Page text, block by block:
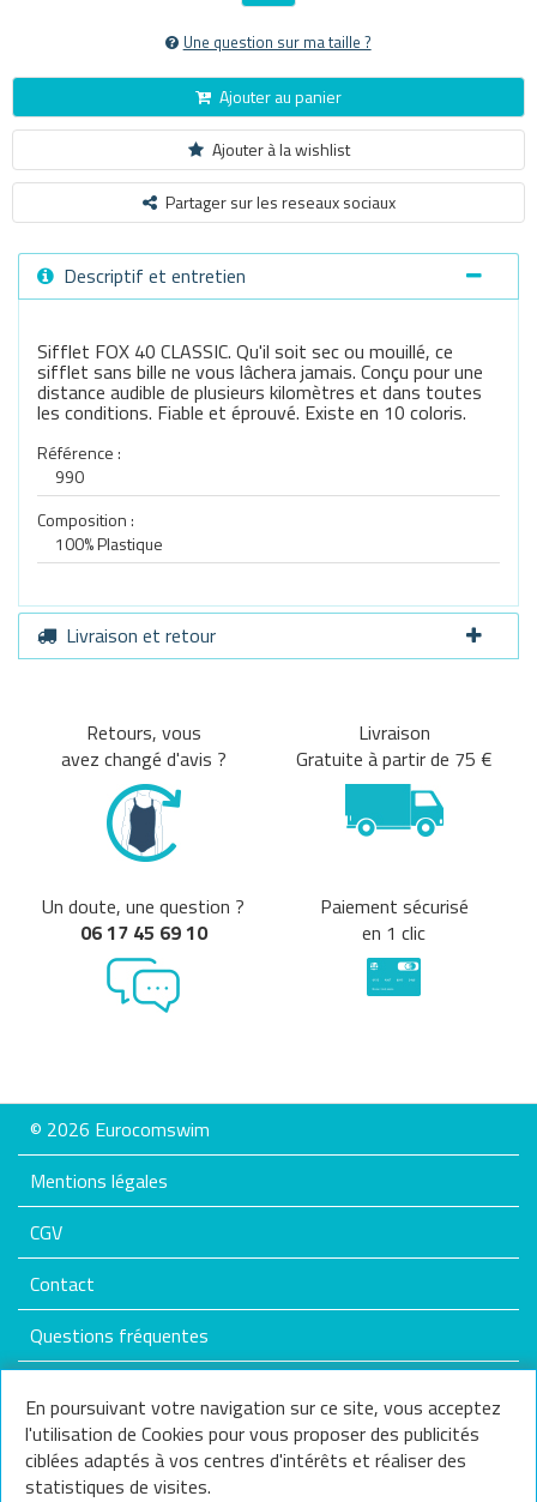
Une question sur ma taille ?
Ajouter au panier
Ajouter à la wishlist
Partager sur les reseaux sociaux
Descriptif et entretien
Sifflet FOX 40 CLASSIC. Qu'il soit sec ou mouillé, ce
sifflet sans bille ne vous lâchera jamais. Conçu pour une
distance audible de plusieurs kilomètres et dans toutes
les conditions. Fiable et éprouvé. Existe en 10 coloris.
Référence :
990
Composition :
100% Plastique
Livraison et retour
Retours, vous
avez changé d'avis ?
Livraison
Gratuite à partir de 75 €
Un doute, une question ?
06 17 45 69 10
Paiement sécurisé
en 1 clic
© 2026 Eurocomswim
Mentions légales
CGV
Contact
Questions fréquentes
Nos services
En poursuivant votre navigation sur ce site, vous acceptez
l'utilisation de Cookies pour vous proposer des publicités
ciblées adaptés à vos centres d'intérêts et réaliser des
statistiques de visites.